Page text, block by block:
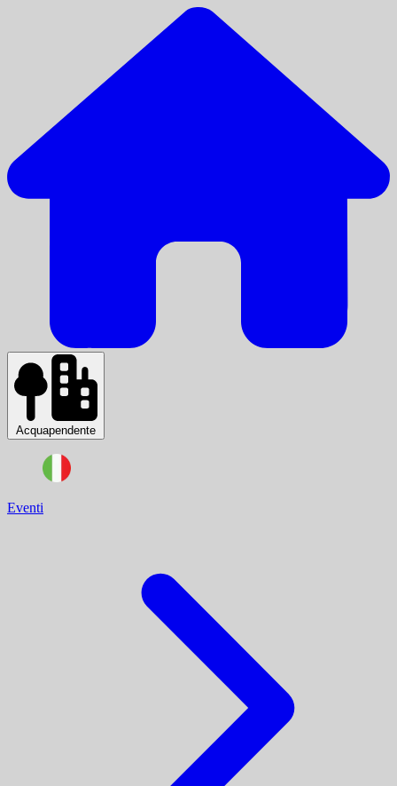
Acquapendente
Eventi